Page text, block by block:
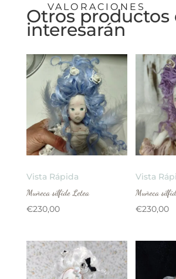
VALORACIONES
Otros productos
interesarán
Vista Rápida
Muñeca sílfide Letea
€230,00
Vista
Muñeca
€230,00